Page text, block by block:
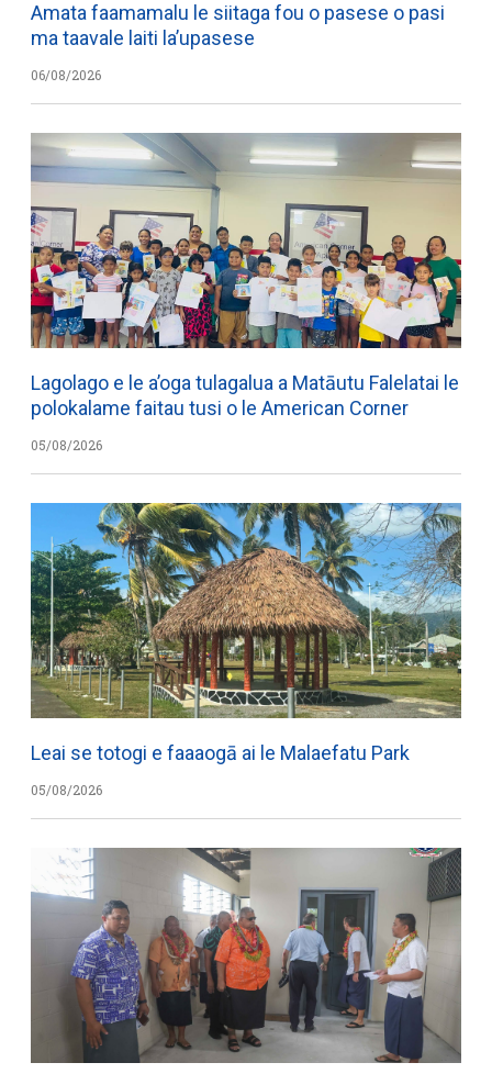
Amata faamamalu le siitaga fou o pasese o pasi
ma taavale laiti la’upasese
06/08/2026
Lagolago e le a’oga tulagalua a Matāutu Falelatai le
polokalame faitau tusi o le American Corner
05/08/2026
Leai se totogi e faaaogā ai le Malaefatu Park
05/08/2026